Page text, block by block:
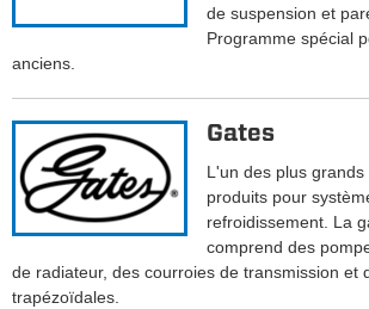
de suspension et
Programme spécial
anciens.
Gates
L'un des plus
produits pour
refroidissement. La
comprend des
de radiateur, des courroies de transmission et
trapézoïdales.